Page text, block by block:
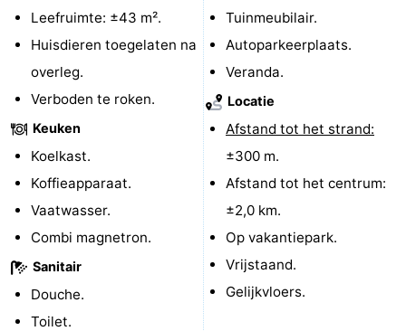
drinken
Zeehonden
Evenementen
Praktisch
Forum
Reisboekenwinkel
Nieuws
-
Leefruimte: ±43 m².
Huisdieren toegelaten na
overleg.
Verboden te roken.
Keuken
Koelkast.
Koffieapparaat.
Vaatwasser.
Combi magnetron.
Sanitair
Douche.
Toilet.
Tuinmeubilair.
Autoparkeerplaats.
Veranda.
Locatie
Afstand tot het strand:
±300 m.
Afstand tot het centrum:
±2,0 km.
Op vakantiepark.
Vrijstaand.
Gelijkvloers.